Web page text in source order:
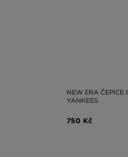
NEW ERA
YANKEES
750 Kč